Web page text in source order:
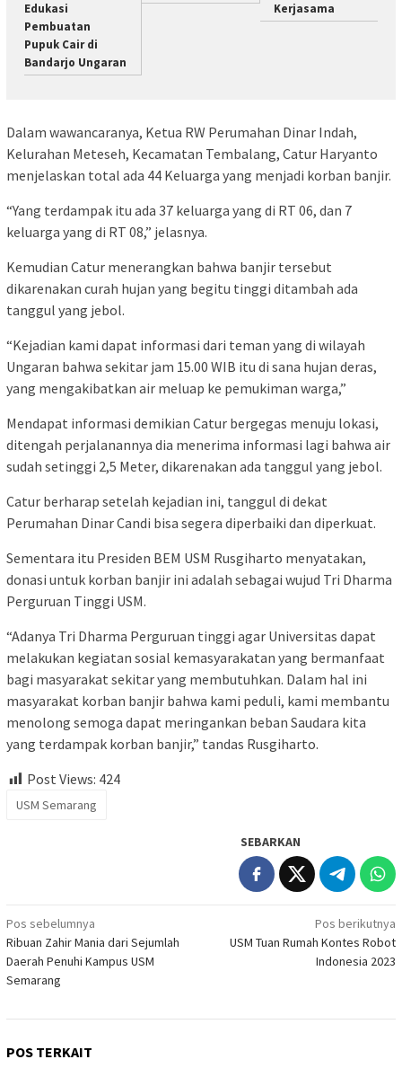
Edukasi
Pembuatan
Pupuk Cair di
Bandarjo Ungaran
Kerjasama
Dalam wawancaranya, Ketua RW Perumahan Dinar Indah,
Kelurahan Meteseh, Kecamatan Tembalang, Catur Haryanto
menjelaskan total ada 44 Keluarga yang menjadi korban banjir.
“Yang terdampak itu ada 37 keluarga yang di RT 06, dan 7
keluarga yang di RT 08,” jelasnya.
Kemudian Catur menerangkan bahwa banjir tersebut
dikarenakan curah hujan yang begitu tinggi ditambah ada
tanggul yang jebol.
“Kejadian kami dapat informasi dari teman yang di wilayah
Ungaran bahwa sekitar jam 15.00 WIB itu di sana hujan deras,
yang mengakibatkan air meluap ke pemukiman warga,”
Mendapat informasi demikian Catur bergegas menuju lokasi,
ditengah perjalanannya dia menerima informasi lagi bahwa air
sudah setinggi 2,5 Meter, dikarenakan ada tanggul yang jebol.
Catur berharap setelah kejadian ini, tanggul di dekat
Perumahan Dinar Candi bisa segera diperbaiki dan diperkuat.
Sementara itu Presiden BEM USM Rusgiharto menyatakan,
donasi untuk korban banjir ini adalah sebagai wujud Tri Dharma
Perguruan Tinggi USM.
“Adanya Tri Dharma Perguruan tinggi agar Universitas dapat
melakukan kegiatan sosial kemasyarakatan yang bermanfaat
bagi masyarakat sekitar yang membutuhkan. Dalam hal ini
masyarakat korban banjir bahwa kami peduli, kami membantu
menolong semoga dapat meringankan beban Saudara kita
yang terdampak korban banjir,” tandas Rusgiharto.
Post Views: 424
USM Semarang
SEBARKAN
Navigasi
pos
Pos sebelumnya
Ribuan Zahir Mania dari Sejumlah
Daerah Penuhi Kampus USM
Semarang
Pos berikutnya
USM Tuan Rumah Kontes Robot
Indonesia 2023
POS TERKAIT